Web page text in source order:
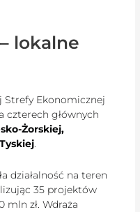
lokalne
Strefy Ekonomicznej
czterech głównych
Żorskiej,
działalność na teren
35 projektów
zł. Wdraża